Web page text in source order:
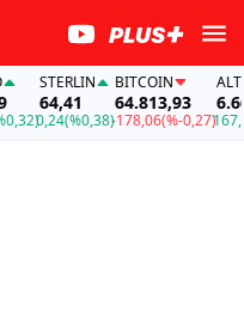
STERLIN
64,41
0,24(%0,38)
BITCOIN
64.813,93
-178,06(%-0,27)
ALTIN
167,96